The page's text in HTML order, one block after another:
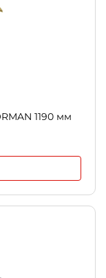
1190 мм